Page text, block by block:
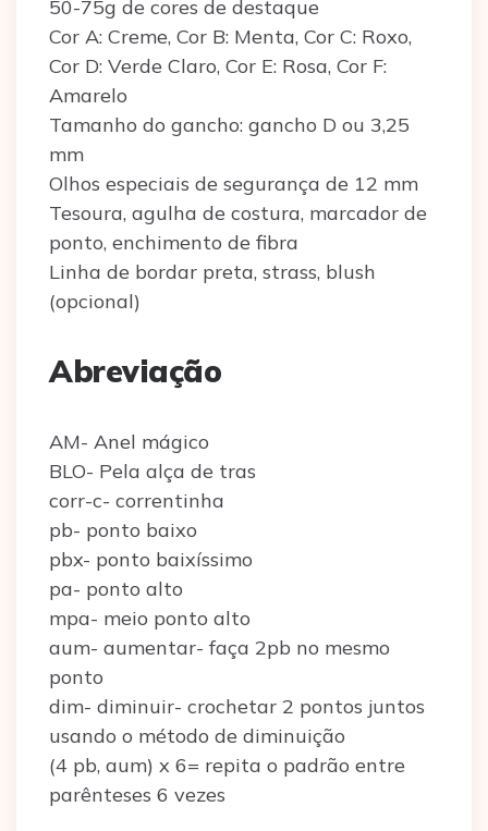
50-75g de cores de destaque
Cor A: Creme, Cor B: Menta, Cor C: Roxo,
Cor D: Verde Claro, Cor E: Rosa, Cor F:
Amarelo
Tamanho do gancho: gancho D ou 3,25
mm
Olhos especiais de segurança de 12 mm
Tesoura, agulha de costura, marcador de
ponto, enchimento de fibra
Linha de bordar preta, strass, blush
(opcional)
Abreviação
AM- Anel mágico
BLO- Pela alça de tras
corr-c- correntinha
pb- ponto baixo
pbx- ponto baixíssimo
pa- ponto alto
mpa- meio ponto alto
aum- aumentar- faça 2pb no mesmo
ponto
dim- diminuir- crochetar 2 pontos juntos
usando o método de diminuição
(4 pb, aum) x 6= repita o padrão entre
parênteses 6 vezes